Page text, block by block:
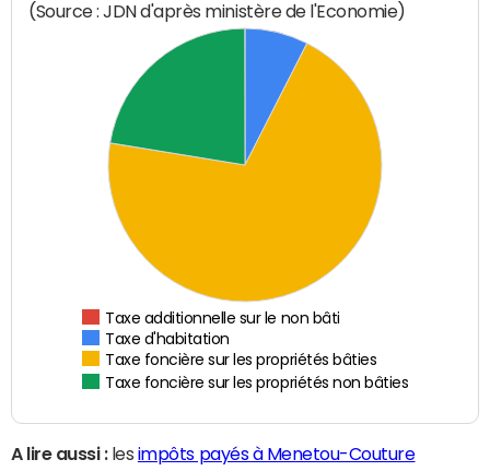
(Source : JDN d'après ministère de l'Economie)
Taxe additionnelle sur le non bâti
Taxe d'habitation
Taxe foncière sur les propriétés bâties
Taxe foncière sur les propriétés non bâties
A lire aussi :les impôts payés à Menetou-Couture